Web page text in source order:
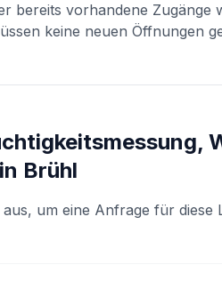
bereits vorhandene
keine neuen Öffnungen
in Brühl
um eine Anfrage für diese